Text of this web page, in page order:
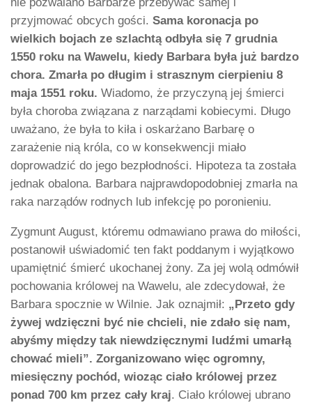
przyjmować obcych gości. Sama koronacja po
wielkich bojach ze szlachtą odbyła się 7 grudnia
1550 roku na Wawelu, kiedy Barbara była już bardzo
chora. Zmarła po długim i strasznym cierpieniu 8
maja 1551 roku. Wiadomo, że przyczyną jej śmierci
była choroba związana z narządami kobiecymi. Długo
uważano, że była to kiła i oskarżano Barbarę o
zarażenie nią króla, co w konsekwencji miało
doprowadzić do jego bezpłodności. Hipoteza ta została
jednak obalona. Barbara najprawdopodobniej zmarła na
raka narządów rodnych lub infekcję po poronieniu.
Zygmunt August, któremu odmawiano prawa do miłości,
postanowił uświadomić ten fakt poddanym i wyjątkowo
upamiętnić śmierć ukochanej żony. Za jej wolą odmówił
pochowania królowej na Wawelu, ale zdecydował, że
Barbara spocznie w Wilnie. Jak oznajmił: „Przeto gdy
żywej wdzięczni być nie chcieli, nie zdało się nam,
abyśmy między tak niewdzięcznymi ludźmi umarłą
chować mieli”. Zorganizowano więc ogromny,
miesięczny pochód, wioząc ciało królowej przez
ponad 700 km przez cały kraj. Ciało królowej ubrano